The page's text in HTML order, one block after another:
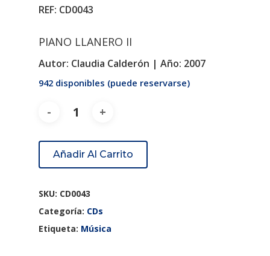
REF: CD0043
PIANO LLANERO II
Autor: Claudia Calderón | Año: 2007
942 disponibles (puede reservarse)
Añadir Al Carrito
SKU: CD0043
Categoría: CDs
Etiqueta: Música